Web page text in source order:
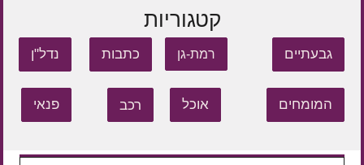
קטגוריות
גבעתיים רמת-גן כתבות נדל"ן
המומחים אוכל רכב פנאי